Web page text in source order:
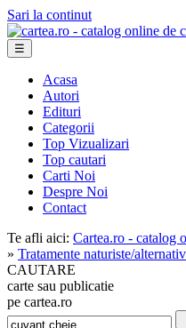
Sari la continut
☰
Acasa
Autori
Edituri
Categorii
Top Vizualizari
Top cautari
Carti Noi
Despre Noi
Contact
Te afli aici: Cartea.ro - catalog
» Tratamente naturiste/
CAUTARE
carte sau publicatie
pe cartea.ro